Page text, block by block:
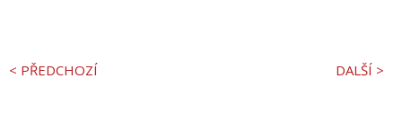
< PŘEDCHOZÍ DALŠÍ >